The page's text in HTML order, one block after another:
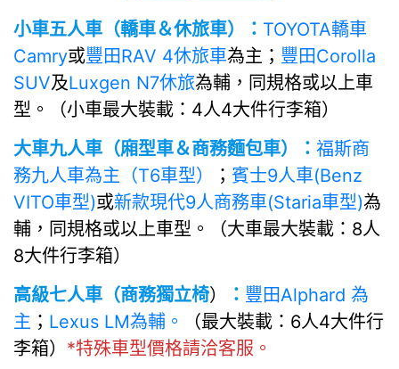
小車五人車（轎車＆休旅車）： TOYOTA轎車
Camry或豐田RAV 4休旅車為主； 豐田Corolla
SUV及Luxgen N7休旅為輔，同規格或以上車
型。（小車最大裝載：4人4大件行李箱）
大車九人車（廂型車＆商務麵包車）： 福斯商
務九人車為主（T6車型）
； 賓士9人車(Benz
VITO車型)或新款現代9人商務車(Staria車型)為
輔，同規格或以上車型。（大車最大裝載：8人
8大件行李箱）
高級七人車（商務獨立椅） ： 豐田Alphard 為
主 ； Lexus LM為輔。
（最大裝載：6人4大件行
李箱） *特殊車型價格請洽客服。